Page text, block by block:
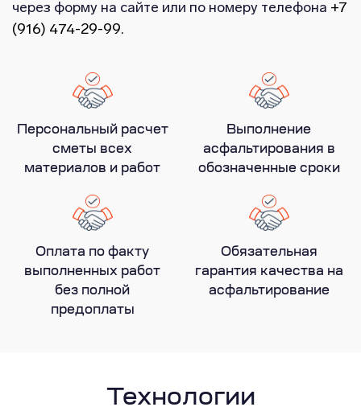
через форму на сайте или по номеру телефона +7
(916) 474-29-99.
Персональный расчет
сметы всех
материалов и работ
Выполнение
асфальтирования в
обозначенные сроки
Оплата по факту
выполненных работ
без полной
предоплаты
Обязательная
гарантия качества на
асфальтирование
Технологии